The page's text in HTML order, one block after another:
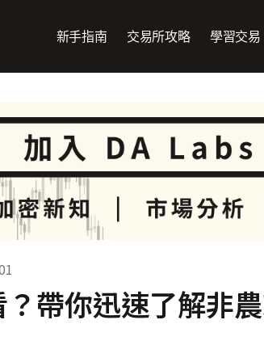
新手指南 交易所攻略 學習交易
帶你迅速了解非